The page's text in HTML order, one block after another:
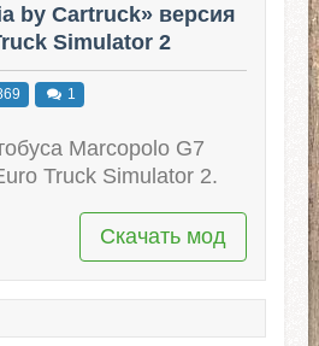
by Cartruck» версия
Simulator 2
1
Marcopolo G7
Truck Simulator 2.
Скачать мод